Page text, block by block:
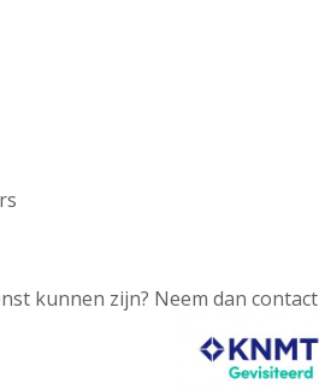
kunnen zijn? Neem dan contact